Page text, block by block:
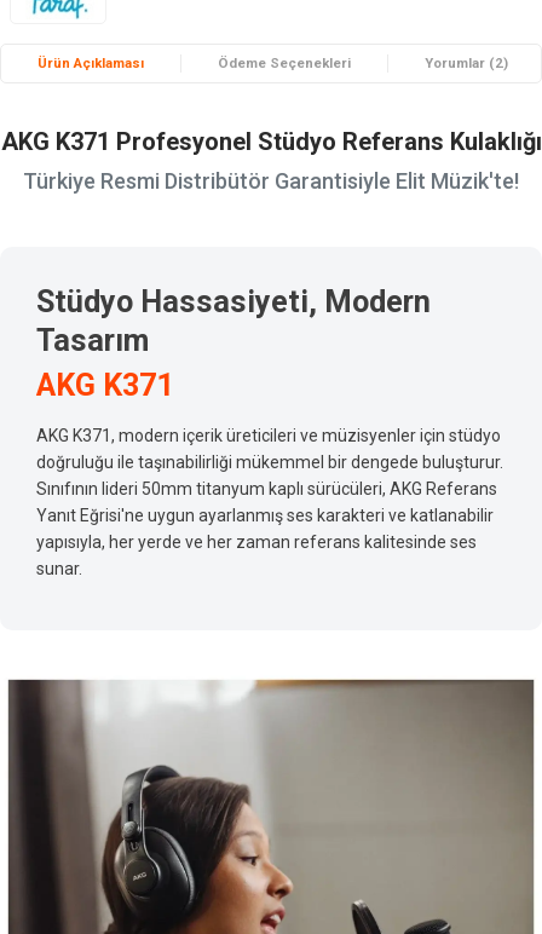
Ürün Açıklaması Ödeme Seçenekleri Yorumlar (2)
AKG K371 Profesyonel Stüdyo Referans Kulaklığı
Türkiye Resmi Distribütör Garantisiyle Elit Müzik'te!
Stüdyo Hassasiyeti, Modern
Tasarım
AKG K371
AKG K371, modern içerik üreticileri ve müzisyenler için stüdyo
doğruluğu ile taşınabilirliği mükemmel bir dengede buluşturur.
Sınıfının lideri 50mm titanyum kaplı sürücüleri, AKG Referans
Yanıt Eğrisi'ne uygun ayarlanmış ses karakteri ve katlanabilir
yapısıyla, her yerde ve her zaman referans kalitesinde ses
sunar.